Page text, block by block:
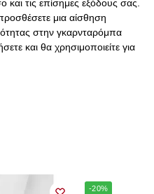
και τις επίσημες εξόδους σας.
μια αίσθηση
στην γκαρνταρόμπα
και θα χρησιμοποιείτε για
-20%